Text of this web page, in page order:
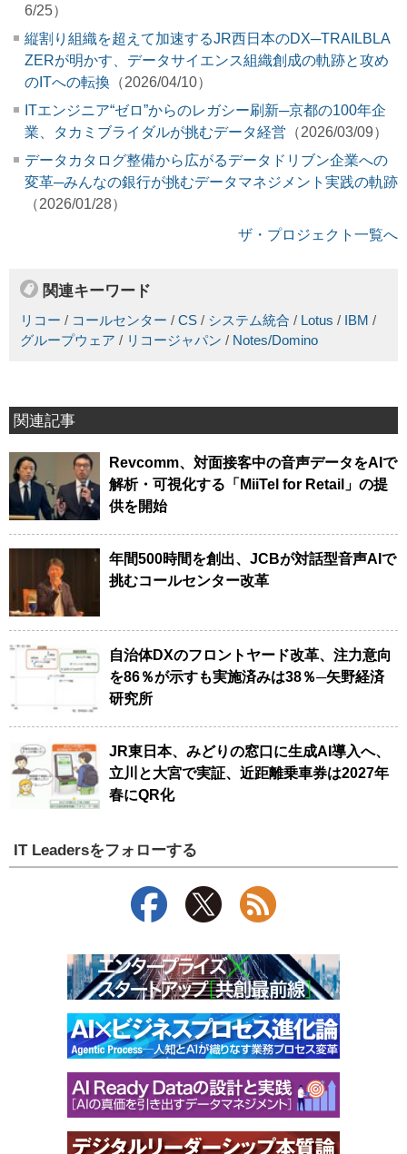
6/25）
縦割り組織を超えて加速するJR西日本のDX─TRAILBLA
ZERが明かす、データサイエンス組織創成の軌跡と攻め
のITへの転換 （2026/04/10）
ITエンジニア“ゼロ”からのレガシー刷新─京都の100年企
業、タカミブライダルが挑むデータ経営 （2026/03/09）
データカタログ整備から広がるデータドリブン企業への
変革─みんなの銀行が挑むデータマネジメント実践の軌跡
（2026/01/28）
ザ・プロジェクト一覧へ
関連キーワード
リコー / コールセンター / CS / システム統合 / Lotus / IBM /
グループウェア / リコージャパン / Notes/Domino
関連記事
Revcomm、対面接客中の音声データをAIで
解析・可視化する「MiiTel for Retail」の提
供を開始
年間500時間を創出、JCBが対話型音声AIで
挑むコールセンター改革
自治体DXのフロントヤード改革、注力意向
を86％が示すも実施済みは38％─矢野経済
研究所
JR東日本、みどりの窓口に生成AI導入へ、
立川と大宮で実証、近距離乗車券は2027年
春にQR化
IT Leadersをフォローする